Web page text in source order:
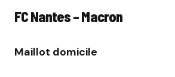
FC Nantes – Macron
Maillot domicile